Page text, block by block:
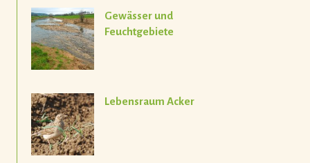
Gewässer und
Feuchtgebiete
Lebensraum Acker